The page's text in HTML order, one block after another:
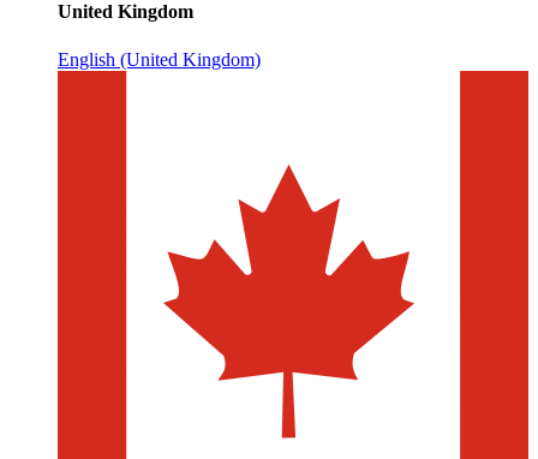
United Kingdom
English (United Kingdom)